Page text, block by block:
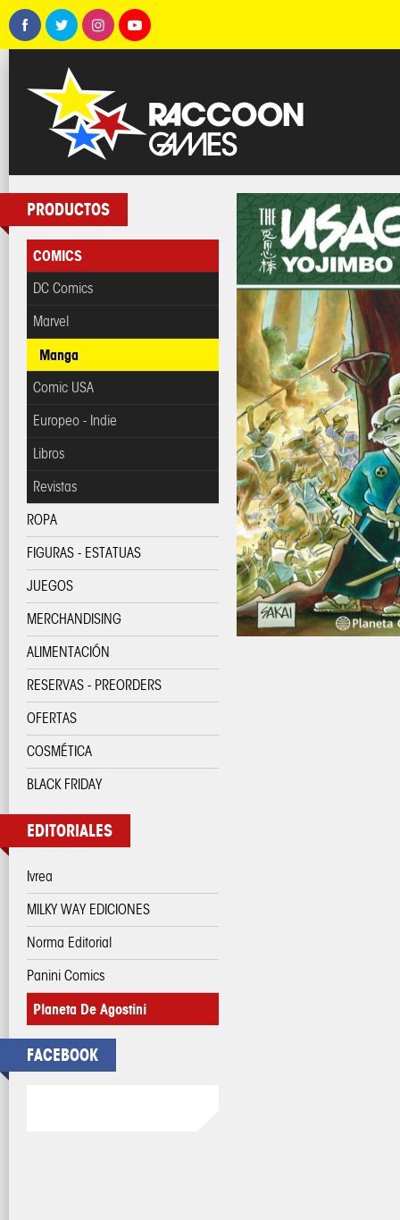
PRODUCTOS
COMICS
DC Comics
Marvel
Manga
Comic USA
Europeo - Indie
Libros
Revistas
ROPA
FIGURAS - ESTATUAS
JUEGOS
MERCHANDISING
ALIMENTACIÓN
RESERVAS - PREORDERS
OFERTAS
COSMÉTICA
BLACK FRIDAY
EDITORIALES
Ivrea
MILKY WAY EDICIONES
Norma Editorial
Panini Comics
Planeta De Agostini
FACEBOOK